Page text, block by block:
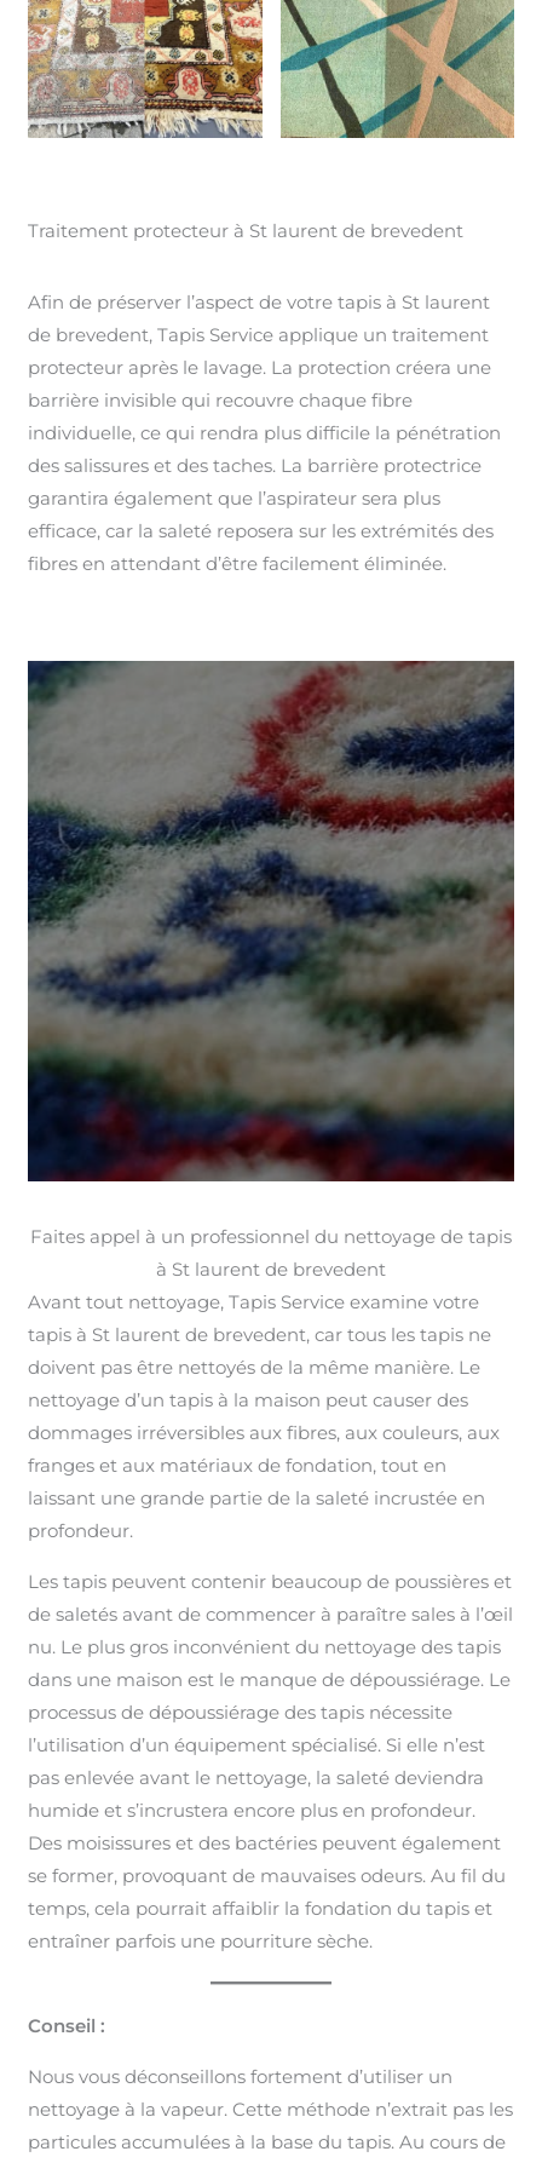
Traitement protecteur à St laurent de brevedent
Afin de préserver l’aspect de votre tapis à St laurent
de brevedent, Tapis Service applique un traitement
protecteur après le lavage. La protection créera une
barrière invisible qui recouvre chaque fibre
individuelle, ce qui rendra plus difficile la pénétration
des salissures et des taches. La barrière protectrice
garantira également que l’aspirateur sera plus
efficace, car la saleté reposera sur les extrémités des
fibres en attendant d’être facilement éliminée.
Faites appel à un professionnel du nettoyage de tapis
à St laurent de brevedent
Avant tout nettoyage, Tapis Service examine votre
tapis à St laurent de brevedent, car tous les tapis ne
doivent pas être nettoyés de la même manière. Le
nettoyage d’un tapis à la maison peut causer des
dommages irréversibles aux fibres, aux couleurs, aux
franges et aux matériaux de fondation, tout en
laissant une grande partie de la saleté incrustée en
profondeur.
Les tapis peuvent contenir beaucoup de poussières et
de saletés avant de commencer à paraître sales à l’œil
nu. Le plus gros inconvénient du nettoyage des tapis
dans une maison est le manque de dépoussiérage. Le
processus de dépoussiérage des tapis nécessite
l’utilisation d’un équipement spécialisé. Si elle n’est
pas enlevée avant le nettoyage, la saleté deviendra
humide et s’incrustera encore plus en profondeur.
Des moisissures et des bactéries peuvent également
se former, provoquant de mauvaises odeurs. Au fil du
temps, cela pourrait affaiblir la fondation du tapis et
entraîner parfois une pourriture sèche.
Conseil :
Nous vous déconseillons fortement d’utiliser un
nettoyage à la vapeur. Cette méthode n’extrait pas les
particules accumulées à la base du tapis. Au cours de